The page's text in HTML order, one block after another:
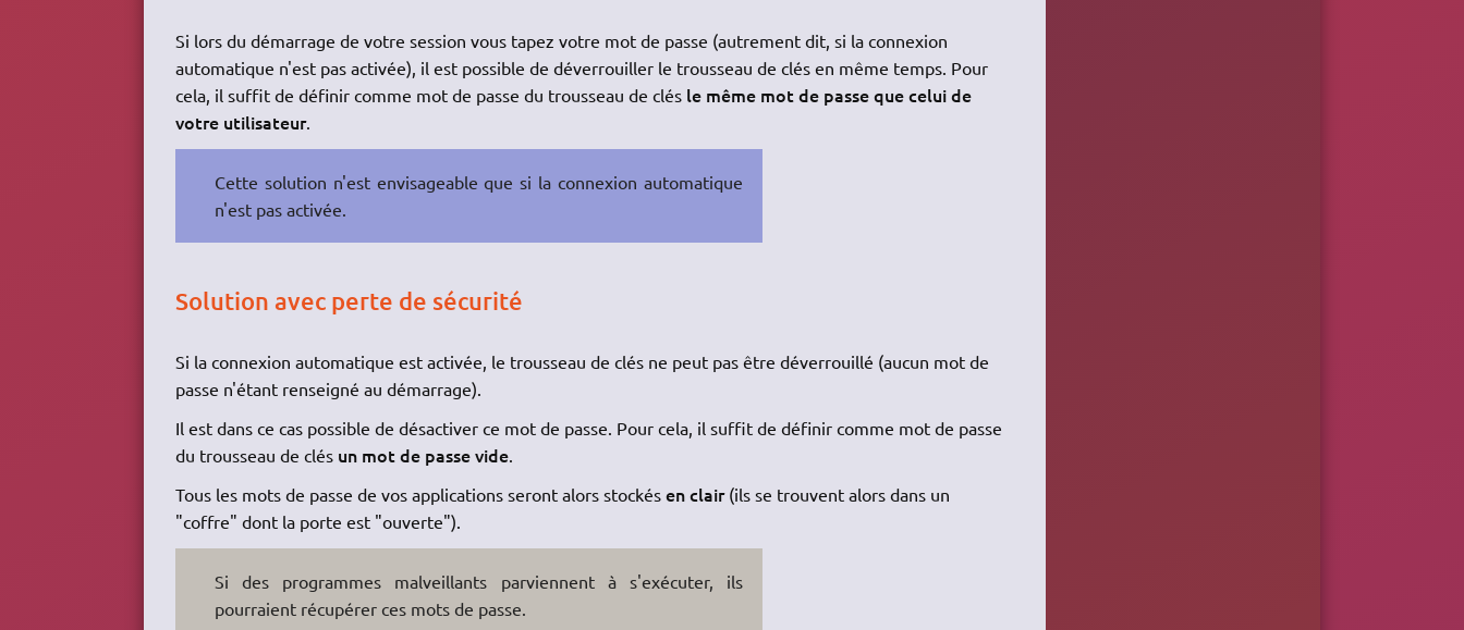
Si lors du démarrage de votre session vous tapez votre mot de passe (autrement dit, si la connexion
automatique n'est pas activée), il est possible de déverrouiller le trousseau de clés en même temps. Pour
cela, il suffit de définir comme mot de passe du trousseau de clés le même mot de passe que celui de
votre utilisateur.
Cette solution n'est envisageable que si la connexion automatique
n'est pas activée.
Solution avec perte de sécurité
Si la connexion automatique est activée, le trousseau de clés ne peut pas être déverrouillé (aucun mot de
passe n'étant renseigné au démarrage).
Il est dans ce cas possible de désactiver ce mot de passe. Pour cela, il suffit de définir comme mot de passe
du trousseau de clés un mot de passe vide.
Tous les mots de passe de vos applications seront alors stockés en clair(ils se trouvent alors dans un
"coffre" dont la porte est "ouverte").
Si des programmes malveillants parviennent à s'exécuter, ils
pourraient récupérer ces mots de passe.